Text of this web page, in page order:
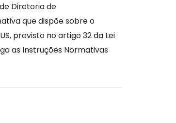
Diretoria de
que dispõe sobre o
previsto no artigo 32 da Lei
as Instruções Normativas